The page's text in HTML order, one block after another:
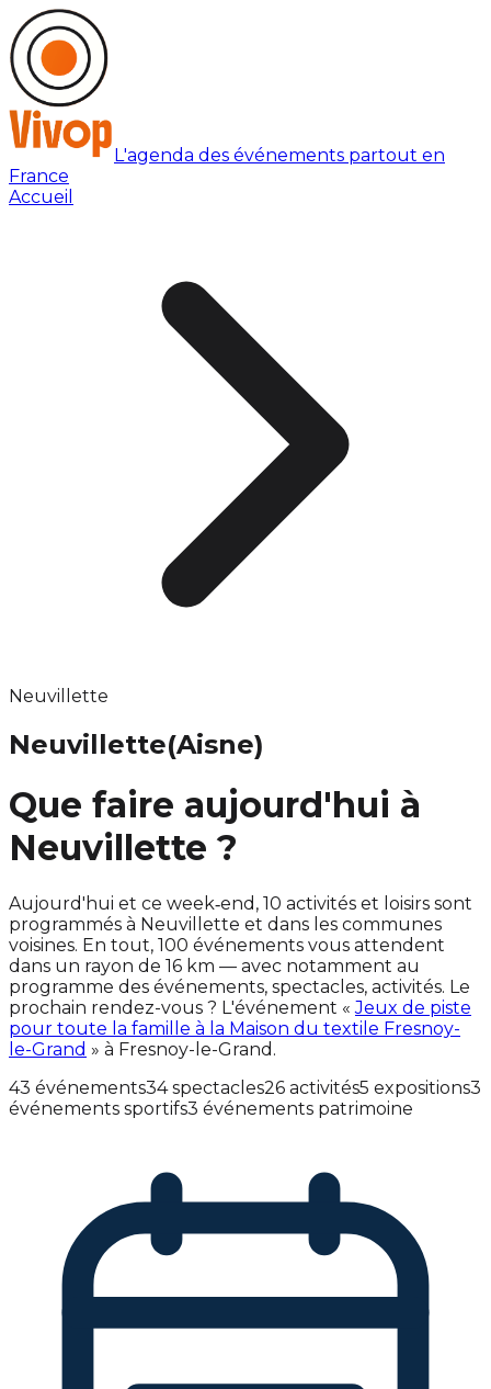
L'agenda des événements partout en
France
Accueil
Neuvillette
Neuvillette(Aisne)
Que faire aujourd'hui à
Neuvillette ?
Aujourd'hui et ce week‑end, 10 activités et loisirs sont
programmés à Neuvillette et dans les communes
voisines. En tout, 100 événements vous attendent
dans un rayon de 16 km — avec notamment au
programme des événements, spectacles, activités. Le
prochain rendez-vous ? L'événement «Jeux de piste
pour toute la famille à la Maison du textile Fresnoy-
le-Grand » à Fresnoy-le-Grand.
43 événements34 spectacles26 activités5 expositions3
événements sportifs3 événements patrimoine